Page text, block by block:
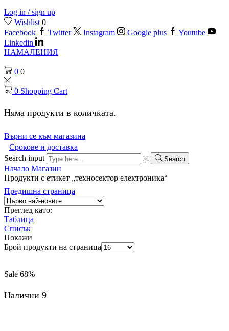
Log in / sign up
Wishlist 0
Facebook
Twitter Instagram Google plus
Youtube
Linkedin
НАМАЛЕНИЯ
0 0
0 Shopping Cart
Няма продукти в количката.
Върни се към магазина
Срокове и доставка
Search input
Search
Начало Магазин
Продукти с етикет „техносектор електроника“
Предишна страница
Преглед като:
Таблица
Списък
Покажи
Брой продукти на страница
Sale 68%
Налични 9